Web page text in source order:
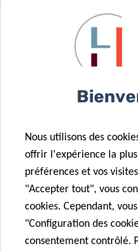
Curie (3rd
1B, rue Thomas
L-1445 Strassen
Please register by
Partagez sur
Nous utilisons des
offrir l'expérience la
préférences et vos
"Accepter tout", vous
cookies. Cependant,
"Configuration des
consentement contrôlé.